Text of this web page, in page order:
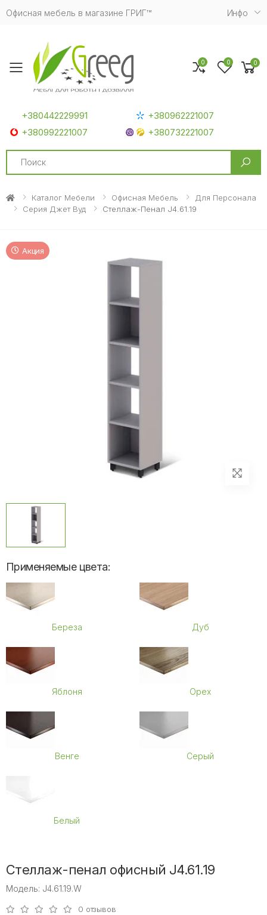
Офисная мебель в магазине ГРИГ™ Инфо
Toggle mobile menu
+380442229991
+380962221007
+380992221007
+380732221007
Search
0 0 0
Каталог Мебели Офисная Мебель
Для Персонала
Серия Джет Вуд
Стеллаж-Пенал J4.61.19
Акция
Применяемые цвета:
Береза Дуб
Яблоня Орех
Венге Серый
Белый
Стеллаж-пенал офисный J4.61.19
Модель: J4.61.19.W
0 отзывов